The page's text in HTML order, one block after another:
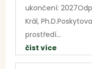
ukončení:
Král,
prostředí...
číst více